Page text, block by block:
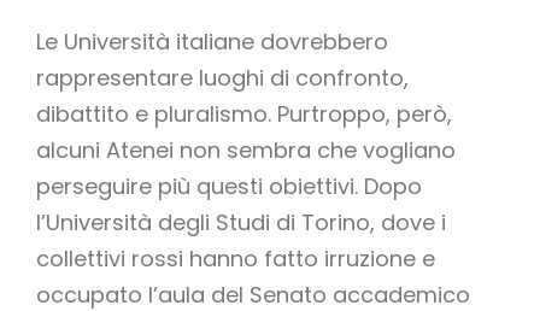
Le Università italiane dovrebbero
rappresentare luoghi di confronto,
dibattito e pluralismo. Purtroppo, però,
alcuni Atenei non sembra che vogliano
perseguire più questi obiettivi. Dopo
l’Università degli Studi di Torino, dove i
collettivi rossi hanno fatto irruzione e
occupato l’aula del Senato accademico